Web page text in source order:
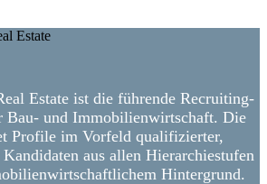
Estate ist die führende Recruiting-
Bau- und Immobilienwirtschaft. Die
Profile im Vorfeld qualifizierter,
aus allen Hierarchiestufen
Hintergrund.